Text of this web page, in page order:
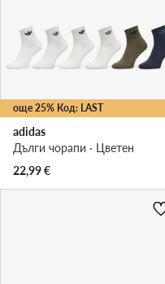
още 25% Код: LAST
adidas
Дълги чорапи · Цветен
22,99€